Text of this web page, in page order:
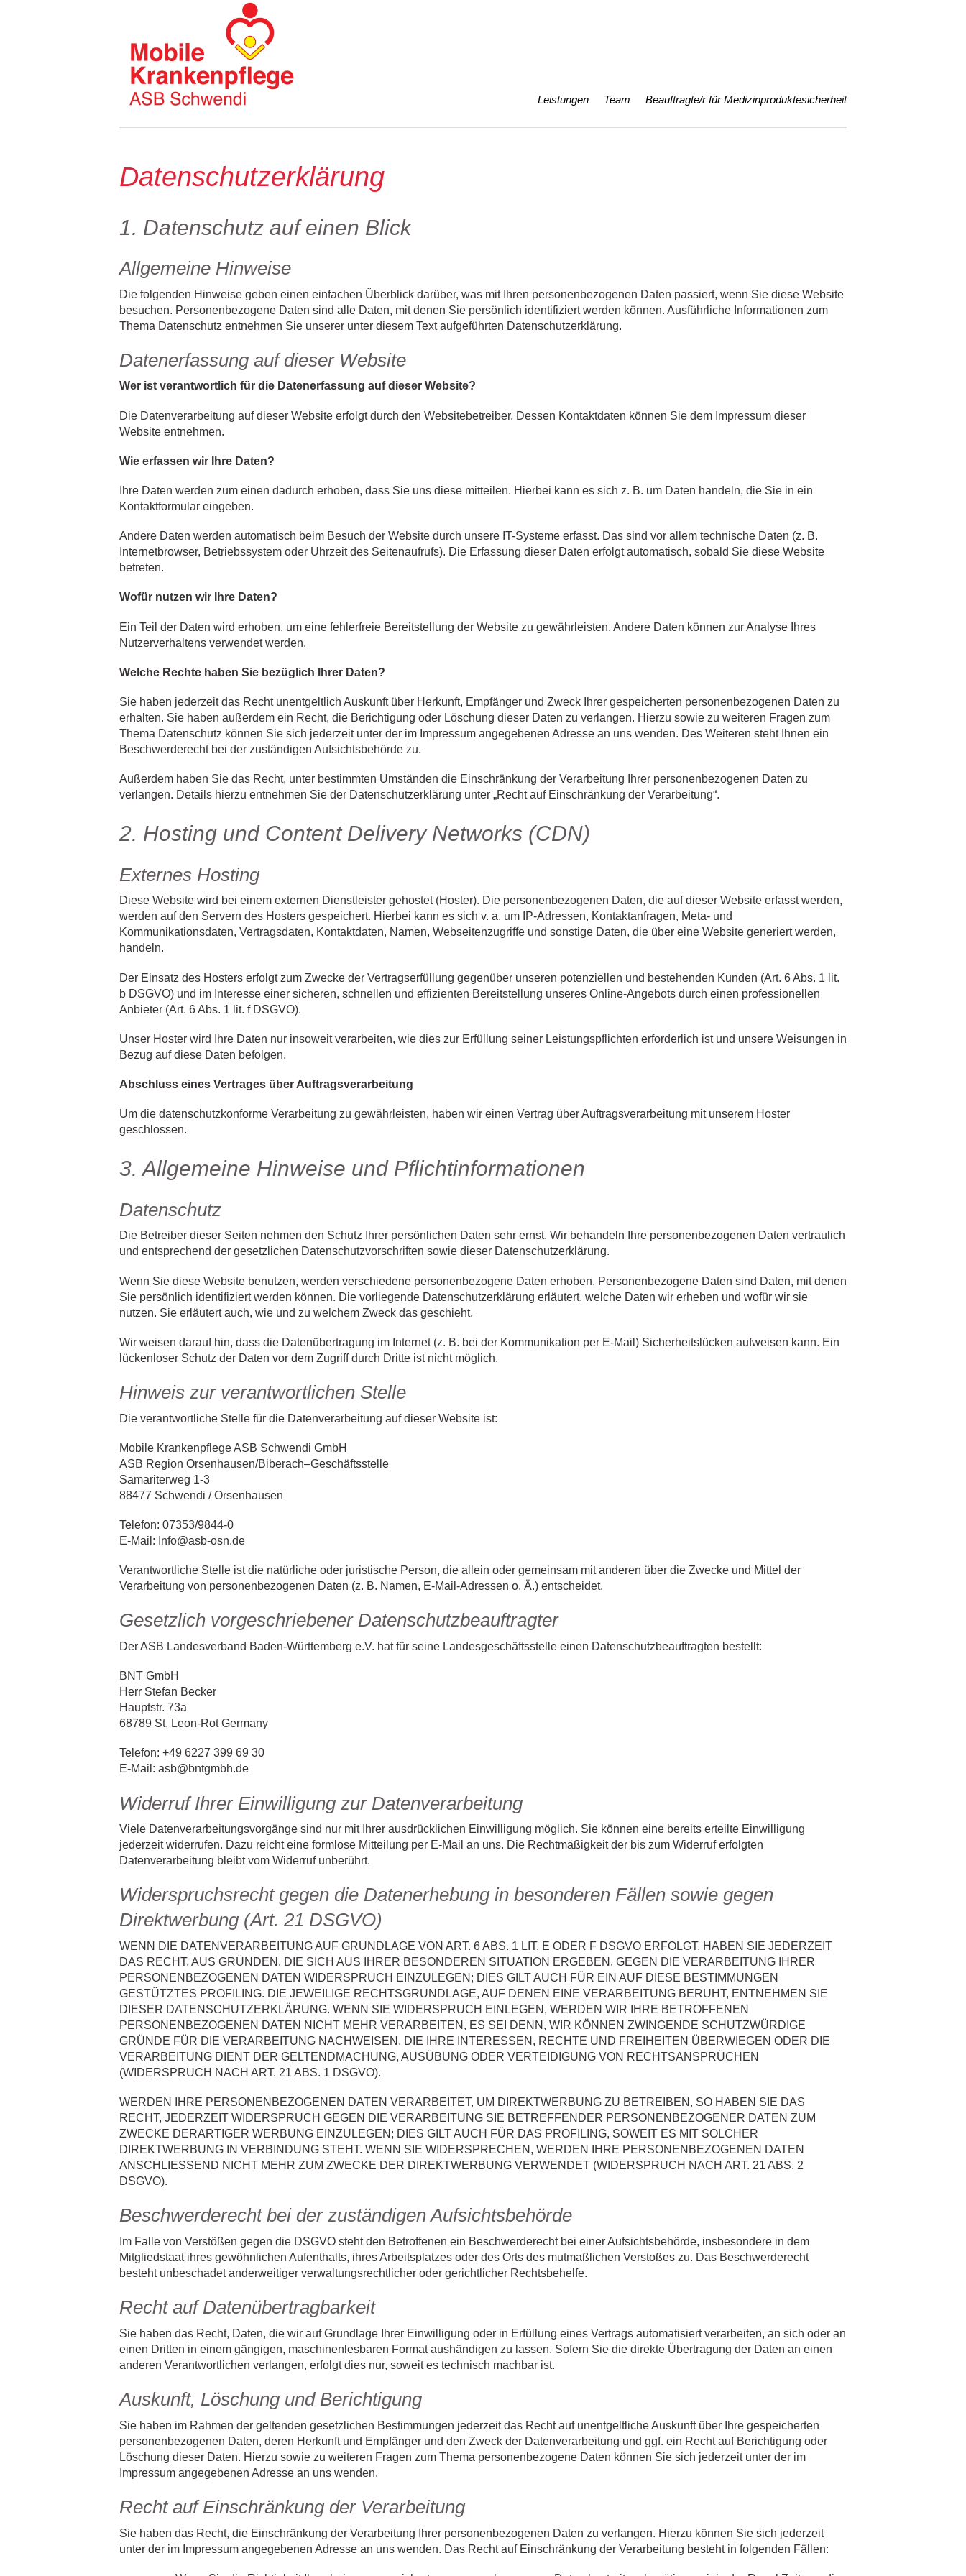
Navigation
überspringen
Leistungen Team Beauftragte/r für Medizinproduktesicherheit
Datenschutzerklärung
1. Datenschutz auf einen Blick
Allgemeine Hinweise
Die folgenden Hinweise geben einen einfachen Überblick darüber, was mit Ihren personenbezogenen Daten passiert, wenn Sie diese Website
besuchen. Personenbezogene Daten sind alle Daten, mit denen Sie persönlich identifiziert werden können. Ausführliche Informationen zum
Thema Datenschutz entnehmen Sie unserer unter diesem Text aufgeführten Datenschutzerklärung.
Datenerfassung auf dieser Website
Wer ist verantwortlich für die Datenerfassung auf dieser Website?
Die Datenverarbeitung auf dieser Website erfolgt durch den Websitebetreiber. Dessen Kontaktdaten können Sie dem Impressum dieser
Website entnehmen.
Wie erfassen wir Ihre Daten?
Ihre Daten werden zum einen dadurch erhoben, dass Sie uns diese mitteilen. Hierbei kann es sich z. B. um Daten handeln, die Sie in ein
Kontaktformular eingeben.
Andere Daten werden automatisch beim Besuch der Website durch unsere IT-Systeme erfasst. Das sind vor allem technische Daten (z. B.
Internetbrowser, Betriebssystem oder Uhrzeit des Seitenaufrufs). Die Erfassung dieser Daten erfolgt automatisch, sobald Sie diese Website
betreten.
Wofür nutzen wir Ihre Daten?
Ein Teil der Daten wird erhoben, um eine fehlerfreie Bereitstellung der Website zu gewährleisten. Andere Daten können zur Analyse Ihres
Nutzerverhaltens verwendet werden.
Welche Rechte haben Sie bezüglich Ihrer Daten?
Sie haben jederzeit das Recht unentgeltlich Auskunft über Herkunft, Empfänger und Zweck Ihrer gespeicherten personenbezogenen Daten zu
erhalten. Sie haben außerdem ein Recht, die Berichtigung oder Löschung dieser Daten zu verlangen. Hierzu sowie zu weiteren Fragen zum
Thema Datenschutz können Sie sich jederzeit unter der im Impressum angegebenen Adresse an uns wenden. Des Weiteren steht Ihnen ein
Beschwerderecht bei der zuständigen Aufsichtsbehörde zu.
Außerdem haben Sie das Recht, unter bestimmten Umständen die Einschränkung der Verarbeitung Ihrer personenbezogenen Daten zu
verlangen. Details hierzu entnehmen Sie der Datenschutzerklärung unter „Recht auf Einschränkung der Verarbeitung“.
2. Hosting und Content Delivery Networks (CDN)
Externes Hosting
Diese Website wird bei einem externen Dienstleister gehostet (Hoster). Die personenbezogenen Daten, die auf dieser Website erfasst werden,
werden auf den Servern des Hosters gespeichert. Hierbei kann es sich v. a. um IP-Adressen, Kontaktanfragen, Meta- und
Kommunikationsdaten, Vertragsdaten, Kontaktdaten, Namen, Webseitenzugriffe und sonstige Daten, die über eine Website generiert werden,
handeln.
Der Einsatz des Hosters erfolgt zum Zwecke der Vertragserfüllung gegenüber unseren potenziellen und bestehenden Kunden (Art. 6 Abs. 1 lit.
b DSGVO) und im Interesse einer sicheren, schnellen und effizienten Bereitstellung unseres Online-Angebots durch einen professionellen
Anbieter (Art. 6 Abs. 1 lit. f DSGVO).
Unser Hoster wird Ihre Daten nur insoweit verarbeiten, wie dies zur Erfüllung seiner Leistungspflichten erforderlich ist und unsere Weisungen in
Bezug auf diese Daten befolgen.
Abschluss eines Vertrages über Auftragsverarbeitung
Um die datenschutzkonforme Verarbeitung zu gewährleisten, haben wir einen Vertrag über Auftragsverarbeitung mit unserem Hoster
geschlossen.
3. Allgemeine Hinweise und Pflichtinformationen
Datenschutz
Die Betreiber dieser Seiten nehmen den Schutz Ihrer persönlichen Daten sehr ernst. Wir behandeln Ihre personenbezogenen Daten vertraulich
und entsprechend der gesetzlichen Datenschutzvorschriften sowie dieser Datenschutzerklärung.
Wenn Sie diese Website benutzen, werden verschiedene personenbezogene Daten erhoben. Personenbezogene Daten sind Daten, mit denen
Sie persönlich identifiziert werden können. Die vorliegende Datenschutzerklärung erläutert, welche Daten wir erheben und wofür wir sie
nutzen. Sie erläutert auch, wie und zu welchem Zweck das geschieht.
Wir weisen darauf hin, dass die Datenübertragung im Internet (z. B. bei der Kommunikation per E-Mail) Sicherheitslücken aufweisen kann. Ein
lückenloser Schutz der Daten vor dem Zugriff durch Dritte ist nicht möglich.
Hinweis zur verantwortlichen Stelle
Die verantwortliche Stelle für die Datenverarbeitung auf dieser Website ist:
Mobile Krankenpflege ASB Schwendi GmbH
ASB Region Orsenhausen/Biberach–Geschäftsstelle
Samariterweg 1-3
88477 Schwendi / Orsenhausen
Telefon: 07353/9844-0
E-Mail: Info@asb-osn.de
Verantwortliche Stelle ist die natürliche oder juristische Person, die allein oder gemeinsam mit anderen über die Zwecke und Mittel der
Verarbeitung von personenbezogenen Daten (z. B. Namen, E-Mail-Adressen o. Ä.) entscheidet.
Gesetzlich vorgeschriebener Datenschutzbeauftragter
Der ASB Landesverband Baden-Württemberg e.V. hat für seine Landesgeschäftsstelle einen Datenschutzbeauftragten bestellt:
BNT GmbH
Herr Stefan Becker
Hauptstr. 73a
68789 St. Leon-Rot Germany
Telefon: +49 6227 399 69 30
E-Mail: asb@bntgmbh.de
Widerruf Ihrer Einwilligung zur Datenverarbeitung
Viele Datenverarbeitungsvorgänge sind nur mit Ihrer ausdrücklichen Einwilligung möglich. Sie können eine bereits erteilte Einwilligung
jederzeit widerrufen. Dazu reicht eine formlose Mitteilung per E-Mail an uns. Die Rechtmäßigkeit der bis zum Widerruf erfolgten
Datenverarbeitung bleibt vom Widerruf unberührt.
Widerspruchsrecht gegen die Datenerhebung in besonderen Fällen sowie gegen
Direktwerbung (Art. 21 DSGVO)
WENN DIE DATENVERARBEITUNG AUF GRUNDLAGE VON ART. 6 ABS. 1 LIT. E ODER F DSGVO ERFOLGT, HABEN SIE JEDERZEIT
DAS RECHT, AUS GRÜNDEN, DIE SICH AUS IHRER BESONDEREN SITUATION ERGEBEN, GEGEN DIE VERARBEITUNG IHRER
PERSONENBEZOGENEN DATEN WIDERSPRUCH EINZULEGEN; DIES GILT AUCH FÜR EIN AUF DIESE BESTIMMUNGEN
GESTÜTZTES PROFILING. DIE JEWEILIGE RECHTSGRUNDLAGE, AUF DENEN EINE VERARBEITUNG BERUHT, ENTNEHMEN SIE
DIESER DATENSCHUTZERKLÄRUNG. WENN SIE WIDERSPRUCH EINLEGEN, WERDEN WIR IHRE BETROFFENEN
PERSONENBEZOGENEN DATEN NICHT MEHR VERARBEITEN, ES SEI DENN, WIR KÖNNEN ZWINGENDE SCHUTZWÜRDIGE
GRÜNDE FÜR DIE VERARBEITUNG NACHWEISEN, DIE IHRE INTERESSEN, RECHTE UND FREIHEITEN ÜBERWIEGEN ODER DIE
VERARBEITUNG DIENT DER GELTENDMACHUNG, AUSÜBUNG ODER VERTEIDIGUNG VON RECHTSANSPRÜCHEN
(WIDERSPRUCH NACH ART. 21 ABS. 1 DSGVO).
WERDEN IHRE PERSONENBEZOGENEN DATEN VERARBEITET, UM DIREKTWERBUNG ZU BETREIBEN, SO HABEN SIE DAS
RECHT, JEDERZEIT WIDERSPRUCH GEGEN DIE VERARBEITUNG SIE BETREFFENDER PERSONENBEZOGENER DATEN ZUM
ZWECKE DERARTIGER WERBUNG EINZULEGEN; DIES GILT AUCH FÜR DAS PROFILING, SOWEIT ES MIT SOLCHER
DIREKTWERBUNG IN VERBINDUNG STEHT. WENN SIE WIDERSPRECHEN, WERDEN IHRE PERSONENBEZOGENEN DATEN
ANSCHLIESSEND NICHT MEHR ZUM ZWECKE DER DIREKTWERBUNG VERWENDET (WIDERSPRUCH NACH ART. 21 ABS. 2
DSGVO).
Beschwerderecht bei der zuständigen Aufsichtsbehörde
Im Falle von Verstößen gegen die DSGVO steht den Betroffenen ein Beschwerderecht bei einer Aufsichtsbehörde, insbesondere in dem
Mitgliedstaat ihres gewöhnlichen Aufenthalts, ihres Arbeitsplatzes oder des Orts des mutmaßlichen Verstoßes zu. Das Beschwerderecht
besteht unbeschadet anderweitiger verwaltungsrechtlicher oder gerichtlicher Rechtsbehelfe.
Recht auf Datenübertragbarkeit
Sie haben das Recht, Daten, die wir auf Grundlage Ihrer Einwilligung oder in Erfüllung eines Vertrags automatisiert verarbeiten, an sich oder an
einen Dritten in einem gängigen, maschinenlesbaren Format aushändigen zu lassen. Sofern Sie die direkte Übertragung der Daten an einen
anderen Verantwortlichen verlangen, erfolgt dies nur, soweit es technisch machbar ist.
Auskunft, Löschung und Berichtigung
Sie haben im Rahmen der geltenden gesetzlichen Bestimmungen jederzeit das Recht auf unentgeltliche Auskunft über Ihre gespeicherten
personenbezogenen Daten, deren Herkunft und Empfänger und den Zweck der Datenverarbeitung und ggf. ein Recht auf Berichtigung oder
Löschung dieser Daten. Hierzu sowie zu weiteren Fragen zum Thema personenbezogene Daten können Sie sich jederzeit unter der im
Impressum angegebenen Adresse an uns wenden.
Recht auf Einschränkung der Verarbeitung
Sie haben das Recht, die Einschränkung der Verarbeitung Ihrer personenbezogenen Daten zu verlangen. Hierzu können Sie sich jederzeit
unter der im Impressum angegebenen Adresse an uns wenden. Das Recht auf Einschränkung der Verarbeitung besteht in folgenden Fällen: